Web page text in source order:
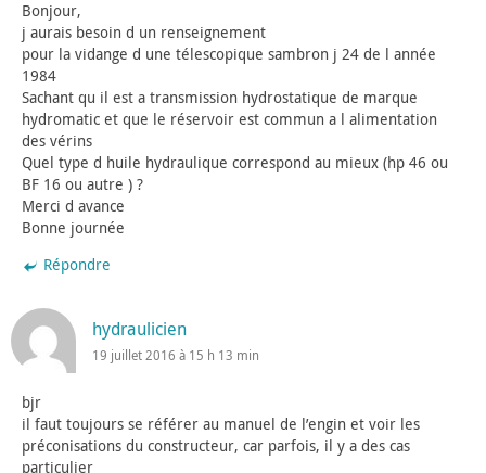
Bonjour,
j aurais besoin d un renseignement
pour la vidange d une télescopique sambron j 24 de l année
1984
Sachant qu il est a transmission hydrostatique de marque
hydromatic et que le réservoir est commun a l alimentation
des vérins
Quel type d huile hydraulique correspond au mieux (hp 46 ou
BF 16 ou autre ) ?
Merci d avance
Bonne journée
Répondre
hydraulicien
19 juillet 2016 à 15 h 13 min
bjr
il faut toujours se référer au manuel de l’engin et voir les
préconisations du constructeur, car parfois, il y a des cas
particulier